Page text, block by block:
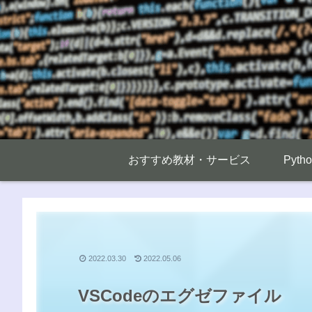
おすすめ教材・サービス
VSCodeのエグゼファイル
2022.03.30 2022.05.06